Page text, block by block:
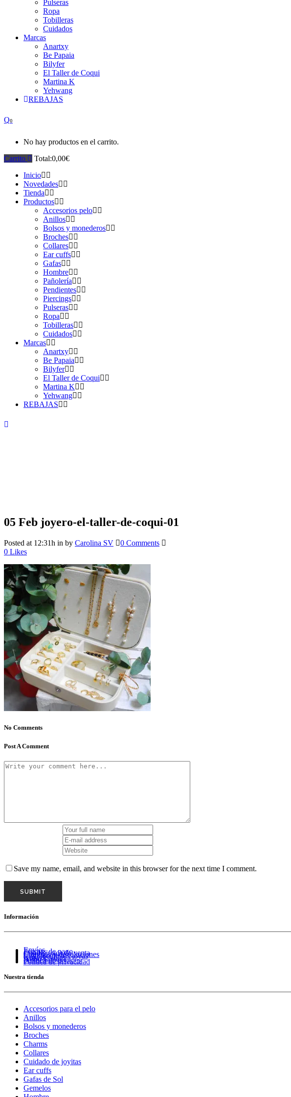
Pulseras
Ropa
Tobilleras
Cuidados
Marcas
Anartxy
Be Papaia
Bilyfer
El Taller de Coqui
Martina K
Yehwang
REBAJAS
0
No hay productos en el carrito.
Carrito
Total:0,00€
Inicio
Novedades
Tienda
Productos
Accesorios pelo
Anillos
Bolsos y monederos
Broches
Collares
Ear cuffs
Gafas
Hombre
Pañolería
Pendientes
Piercings
Pulseras
Ropa
Tobilleras
Cuidados
Marcas
Anartxy
Be Papaia
Bilyfer
El Taller de Coqui
Martina K
Yehwang
REBAJAS
05 Feb joyero-el-taller-de-coqui-01
Posted at 12:31h in by Carolina SV
0 Comments
0 Likes
No Comments
Post A Comment
Save my name, email, and website in this browser for the next time I comment.
Información
Envíos
Formas de pago
Condiciones de venta
Cambios y devoluciones
Cuidado de tus joyas
Guía de tallas
Aviso Legal
Política de cookies
Política de privacidad
Nuestra tienda
Accesorios para el pelo
Anillos
Bolsos y monederos
Broches
Charms
Collares
Cuidado de joyitas
Ear cuffs
Gafas de Sol
Gemelos